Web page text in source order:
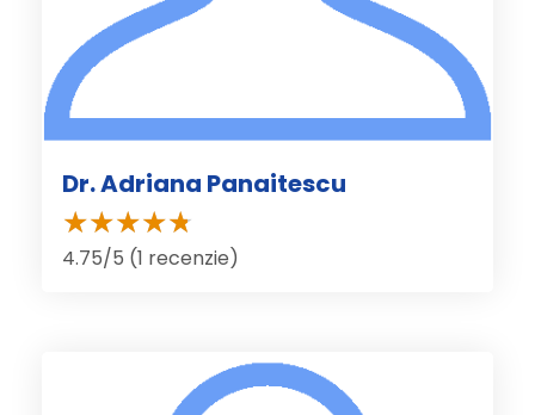
Dr. Adriana Panaitescu
4.75/5 (1 recenzie)